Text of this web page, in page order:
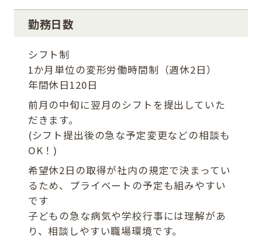
勤務日数
シフト制
1か月単位の変形労働時間制（週休2日）
年間休日120日
前月の中旬に翌月のシフトを提出していた
だきます。
(シフト提出後の急な予定変更などの相談も
OK！)
希望休2日の取得が社内の規定で決まってい
るため、プライベートの予定も組みやすい
です
子どもの急な病気や学校行事には理解があ
り、相談しやすい職場環境です。